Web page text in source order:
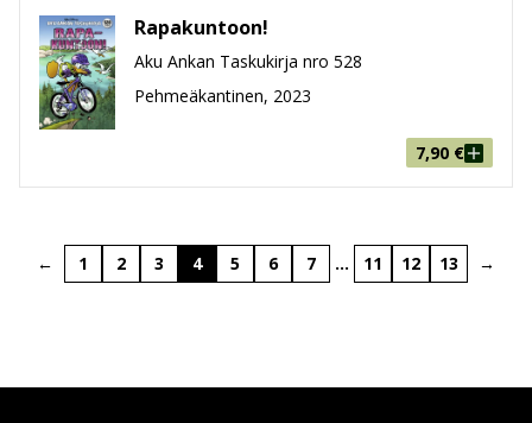
Rapakuntoon!
Aku Ankan Taskukirja nro 528
Pehmeäkantinen, 2023
7,90 €
← 1 2 3 4 5 6 7 … 11 12 13 →